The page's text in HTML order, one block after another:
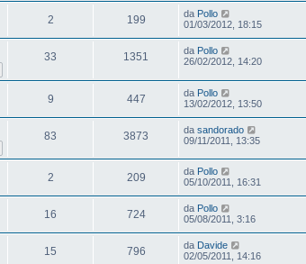
2 199 da Pollo
01/03/2012, 18:15
33 1351 da Pollo
26/02/2012, 14:20
9 447 da Pollo
13/02/2012, 13:50
83 3873 da sandorado
09/11/2011, 13:35
2 209 da Pollo
05/10/2011, 16:31
16 724 da Pollo
05/08/2011, 3:16
15 796 da Davide
02/05/2011, 14:16